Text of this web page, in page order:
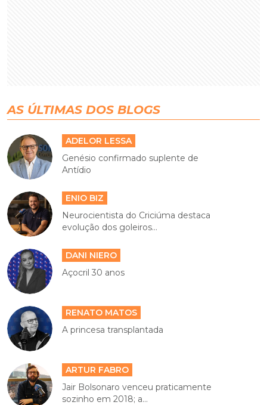
AS ÚLTIMAS DOS BLOGS
ADELOR LESSA
Genésio confirmado suplente de
Antídio
ENIO BIZ
Neurocientista do Criciúma destaca
evolução dos goleiros...
DANI NIERO
Açocril 30 anos
RENATO MATOS
A princesa transplantada
ARTUR FABRO
Jair Bolsonaro venceu praticamente
sozinho em 2018; a...